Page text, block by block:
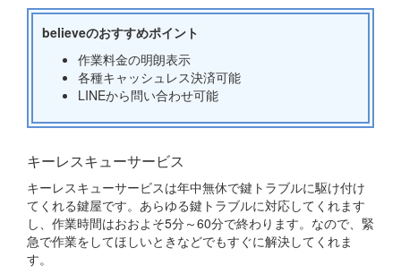
believeのおすすめポイント
作業料金の明朗表示
各種キャッシュレス決済可能
LINEから問い合わせ可能
キーレスキューサービス
キーレスキューサービスは年中無休で鍵トラブルに駆け付け
てくれる鍵屋です。あらゆる鍵トラブルに対応してくれます
し、作業時間はおおよそ5分～60分で終わります。なので、緊
急で作業をしてほしいときなどでもすぐに解決してくれま
す。